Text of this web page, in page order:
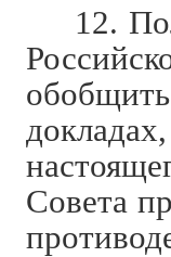
12.
Совета